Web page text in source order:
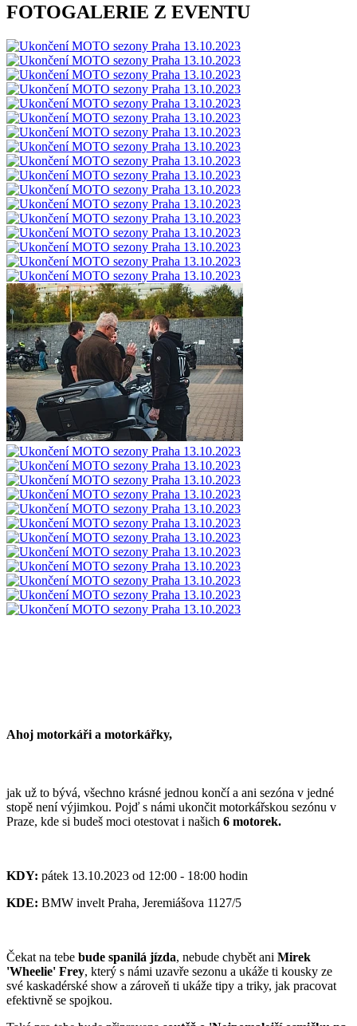
FOTOGALERIE Z EVENTU
Ahoj motorkáři a motorkářky,
jak už to bývá, všechno krásné jednou končí a ani sezóna v jedné
stopě není výjimkou. Pojď s námi ukončit motorkářskou sezónu v
Praze, kde si budeš moci otestovat i našich 6 motorek.
KDY: pátek 13.10.2023 od 12:00 - 18:00 hodin
KDE: BMW invelt Praha, Jeremiášova 1127/5
Čekat na tebe bude spanilá jízda, nebude chybět ani Mirek
'Wheelie' Frey, který s námi uzavře sezonu a ukáže ti kousky ze
své kaskadérské show a zároveň ti ukáže tipy a triky, jak pracovat
efektivně se spojkou.